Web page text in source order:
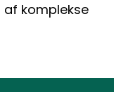
komplekse